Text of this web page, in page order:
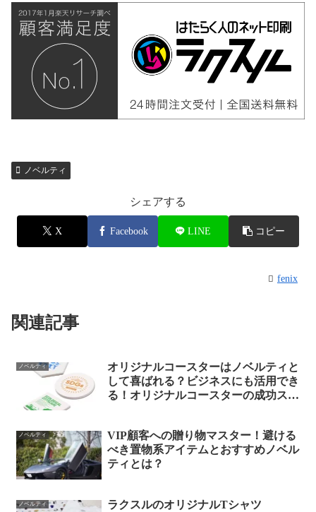
ノベルティ
シェアする
X Facebook LINE コピー
fenix
関連記事
ノベルティ
オリジナルコースターはノベルティと
して喜ばれる？ビジネスにも活用でき
る！オリジナルコースターの成功スト
ノベルティ
VIP顧客への贈り物マスター！避ける
べき置物系アイテムとおすすめノベル
ティとは？
ノベルティ
ラクスルのオリジナルTシャツ